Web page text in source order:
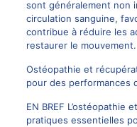
sont généralement non
circulation sanguine,
contribue à réduire les
restaurer le mouvement.
Ostéopathie et
pour des performances
EN BREF
pratiques essentielles